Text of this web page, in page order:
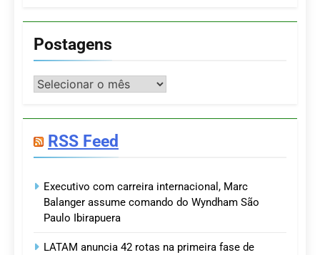
Postagens
Postagens
RSS Feed
Executivo com carreira internacional, Marc
Balanger assume comando do Wyndham São
Paulo Ibirapuera
LATAM anuncia 42 rotas na primeira fase de